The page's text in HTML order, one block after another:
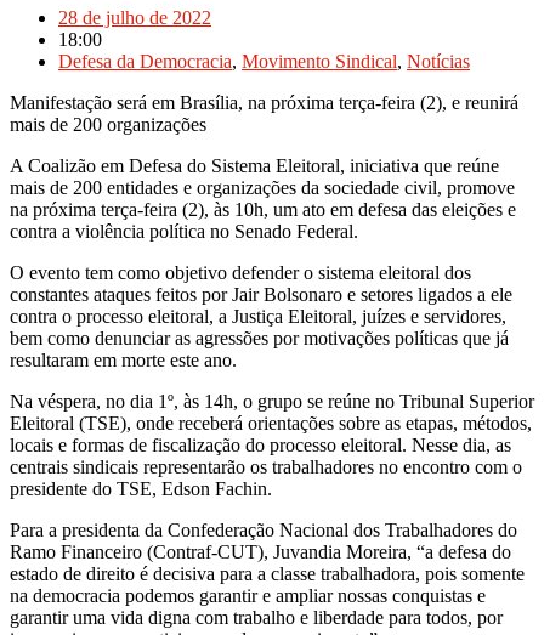
28 de julho de 2022
18:00
Defesa da Democracia, Movimento Sindical, Notícias
Manifestação será em Brasília, na próxima terça-feira (2), e reunirá
mais de 200 organizações
A Coalizão em Defesa do Sistema Eleitoral, iniciativa que reúne
mais de 200 entidades e organizações da sociedade civil, promove
na próxima terça-feira (2), às 10h, um ato em defesa das eleições e
contra a violência política no Senado Federal.
O evento tem como objetivo defender o sistema eleitoral dos
constantes ataques feitos por Jair Bolsonaro e setores ligados a ele
contra o processo eleitoral, a Justiça Eleitoral, juízes e servidores,
bem como denunciar as agressões por motivações políticas que já
resultaram em morte este ano.
Na véspera, no dia 1º, às 14h, o grupo se reúne no Tribunal Superior
Eleitoral (TSE), onde receberá orientações sobre as etapas, métodos,
locais e formas de fiscalização do processo eleitoral. Nesse dia, as
centrais sindicais representarão os trabalhadores no encontro com o
presidente do TSE, Edson Fachin.
Para a presidenta da Confederação Nacional dos Trabalhadores do
Ramo Financeiro (Contraf-CUT), Juvandia Moreira, “a defesa do
estado de direito é decisiva para a classe trabalhadora, pois somente
na democracia podemos garantir e ampliar nossas conquistas e
garantir uma vida digna com trabalho e liberdade para todos, por